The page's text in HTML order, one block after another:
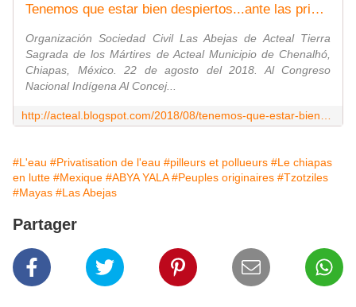
Tenemos que estar bien despiertos...ante las privatizaciones y saqueos a nuestra MADRE TIERRA.
Organización Sociedad Civil Las Abejas de Acteal Tierra
Sagrada de los Mártires de Acteal Municipio de Chenalhó,
Chiapas, México. 22 de agosto del 2018. Al Congreso
Nacional Indígena Al Concej...
#L'eau #Privatisation de l'eau #pilleurs et pollueurs #Le chiapas
en lutte #Mexique #ABYA YALA #Peuples originaires #Tzotziles
#Mayas #Las Abejas
Partager